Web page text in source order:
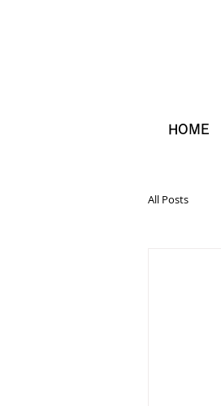
HOME
All Posts